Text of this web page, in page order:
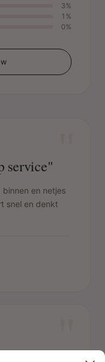
3%
1%
0%
service"
en netjes
snel en denkt
"